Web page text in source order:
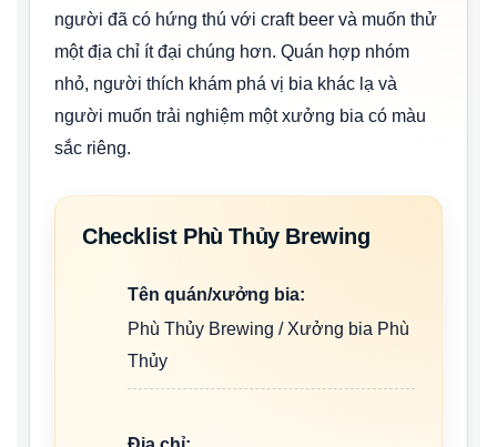
người đã có hứng thú với craft beer và muốn thử
một địa chỉ ít đại chúng hơn. Quán hợp nhóm
nhỏ, người thích khám phá vị bia khác lạ và
người muốn trải nghiệm một xưởng bia có màu
sắc riêng.
Checklist Phù Thủy Brewing
Tên quán/xưởng bia:
Phù Thủy Brewing / Xưởng bia Phù
Thủy